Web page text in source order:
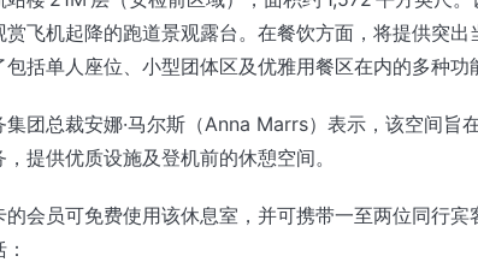
飞机起降的跑道景观露台。在餐饮方面，将提供突出
括单人座位、小型团体区及优雅用餐区在内的多种功
团总裁安娜·马尔斯（Anna Marrs）表示，该空间旨
提供优质设施及登机前的休憩空间。
会员可免费使用该休息室，并可携带一至两位同行宾